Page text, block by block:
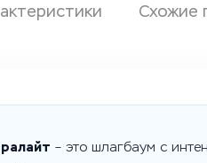
Схожие
– это шлагбаум с